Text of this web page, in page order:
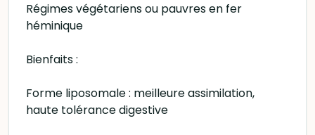
Régimes végétariens ou pauvres en fer
héminique
Bienfaits :
Forme liposomale : meilleure assimilation,
haute tolérance digestive